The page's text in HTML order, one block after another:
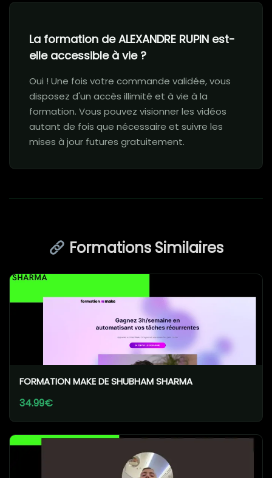
La formation de ALEXANDRE RUPIN est-
elle accessible à vie ?
Oui ! Une fois votre commande validée, vous
disposez d'un accès illimité et à vie à la
formation. Vous pouvez visionner les vidéos
autant de fois que nécessaire et suivre les
mises à jour futures gratuitement.
Formations Similaires
FORMATION MAKE DE SHUBHAM SHARMA
34.99€